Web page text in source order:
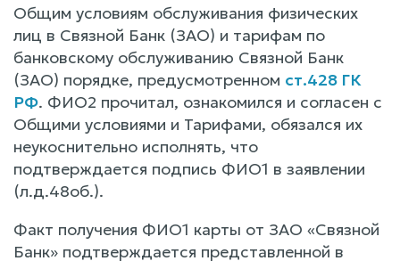
Общим условиям обслуживания физических
лиц в Связной Банк (ЗАО) и тарифам по
банковскому обслуживанию Связной Банк
(ЗАО) порядке, предусмотренном ст.428 ГК
РФ. ФИО2 прочитал, ознакомился и согласен с
Общими условиями и Тарифами, обязался их
неукоснительно исполнять, что
подтверждается подпись ФИО1 в заявлении
(л.д.48об.).
Факт получения ФИО1 карты от ЗАО «Связной
Банк» подтверждается представленной в